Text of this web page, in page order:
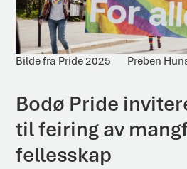
Bilde fra Pride 2025 Preben
Bodø Pride
til feiring av
fellesskap